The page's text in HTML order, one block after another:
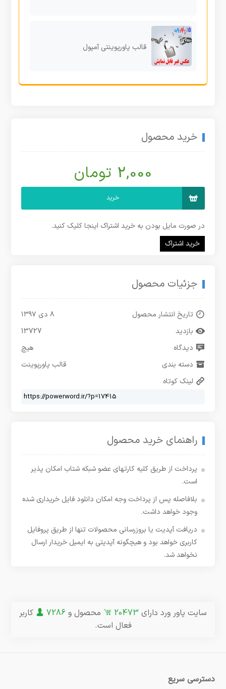
قالب پاورپوینتی آمپول
خرید محصول
2,000 تومان
خرید
در صورت مایل بودن به خرید اشتراک اینجا کلیک کنید.
خرید اشتراک
جزئیات محصول
تاریخ انتشار محصول
۸ دی ۱۳۹۷
بازدید
13727
دیدگاه
هیچ
دسته بندی
قالب پاورپوینت
لینک کوتاه
راهنمای خرید محصول
پرداخت از طریق کلیه کارتهای عضو شبکه شتاب امکان پذیر
است.
بلافاصله پس از پرداخت وجه امکان دانلود فایل خریداری شده
وجود خواهد داشت.
دریافت آپدیت یا بروزرسانی محصولات تنها از طریق پروفایل
کاربری خواهد بود و هیچگونه آپدیتی به ایمیل خریدار ارسال
نخواهد شد.
سایت پاور ورد دارای 20473 محصول و 7286
کاربر
فعال است.
دسترسی سریع